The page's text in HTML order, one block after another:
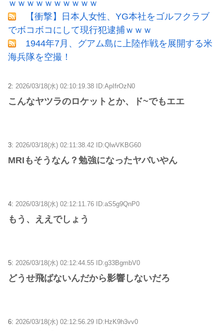
ｗｗｗｗｗｗｗｗｗｗ
【衝撃】日本人女性、YG本社をゴルフクラブ
でボコボコにして現行犯逮捕ｗｗｗ
1944年7月、グアム島に上陸作戦を展開する米
海兵隊を空撮！
2: 2026/03/18(水) 02:10:19.38 ID:ApIfrOzN0
こんなヤツラのロケットとか、ド~でもエエ
3: 2026/03/18(水) 02:11:38.42 ID:QlwVKBG60
MRIもそうなん？勉強になったヤバいやん
4: 2026/03/18(水) 02:12:11.76 ID:aS5g9QnP0
もう、ええでしょう
5: 2026/03/18(水) 02:12:44.55 ID:g33BgmbV0
どうせ飛ばないんだから影響しないだろ
6: 2026/03/18(水) 02:12:56.29 ID:HzK9h3vv0